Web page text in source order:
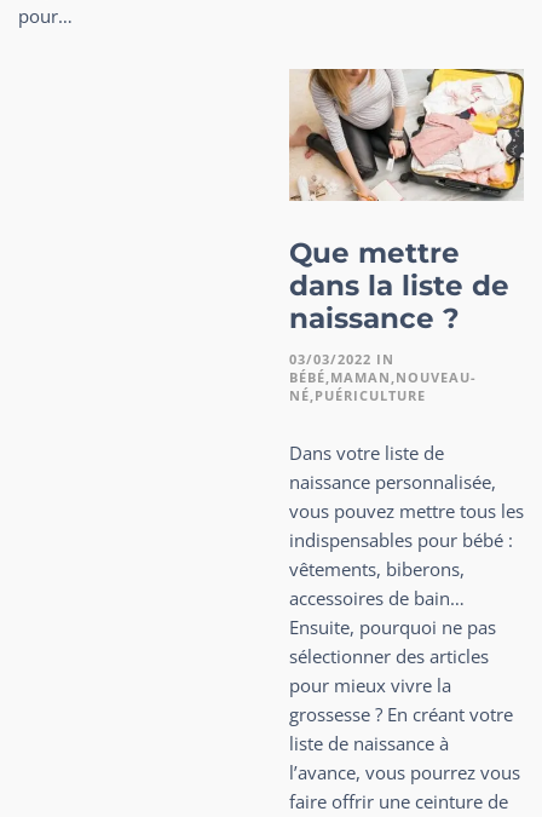
pour…
Que mettre
dans la liste de
naissance ?
03/03/2022 IN
BÉBÉ MAMAN NOUVEAU-
NÉ PUÉRICULTURE
Dans votre liste de
naissance personnalisée,
vous pouvez mettre tous les
indispensables pour bébé :
vêtements, biberons,
accessoires de bain…
Ensuite, pourquoi ne pas
sélectionner des articles
pour mieux vivre la
grossesse ? En créant votre
liste de naissance à
l’avance, vous pourrez vous
faire offrir une ceinture de